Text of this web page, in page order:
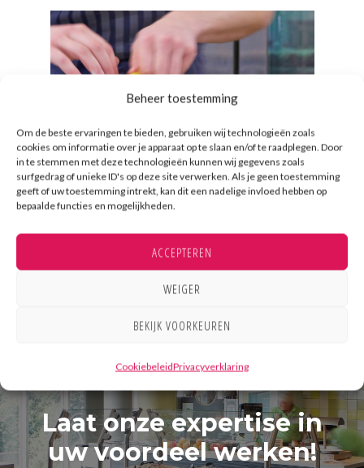
Beheer toestemming
Om de beste ervaringen te bieden, gebruiken wij technologieën zoals
cookies om informatie over je apparaat op te slaan en/of te raadplegen. Door
in te stemmen met deze technologieën kunnen wij gegevens zoals
surfgedrag of unieke ID's op deze site verwerken. Als je geen toestemming
geeft of uw toestemming intrekt, kan dit een nadelige invloed hebben op
bepaalde functies en mogelijkheden.
ACCEPTEREN
WEIGER
BEKIJK VOORKEUREN
CookiebeleidPrivacyverklaring
Laat onze expertise in
uw voordeel werken!